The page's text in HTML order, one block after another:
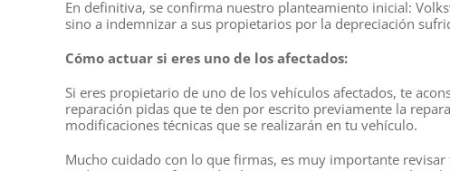
En definitiva, se confirma nuestro planteamiento inicial:
sino a indemnizar a sus propietarios por la depreciación
Cómo actuar si eres uno de los afectados:
Si eres propietario de uno de los vehículos afectados, te
reparación pidas que te den por escrito previamente la
modificaciones técnicas que se realizarán en tu vehículo.
Mucho cuidado con lo que firmas, es muy importante